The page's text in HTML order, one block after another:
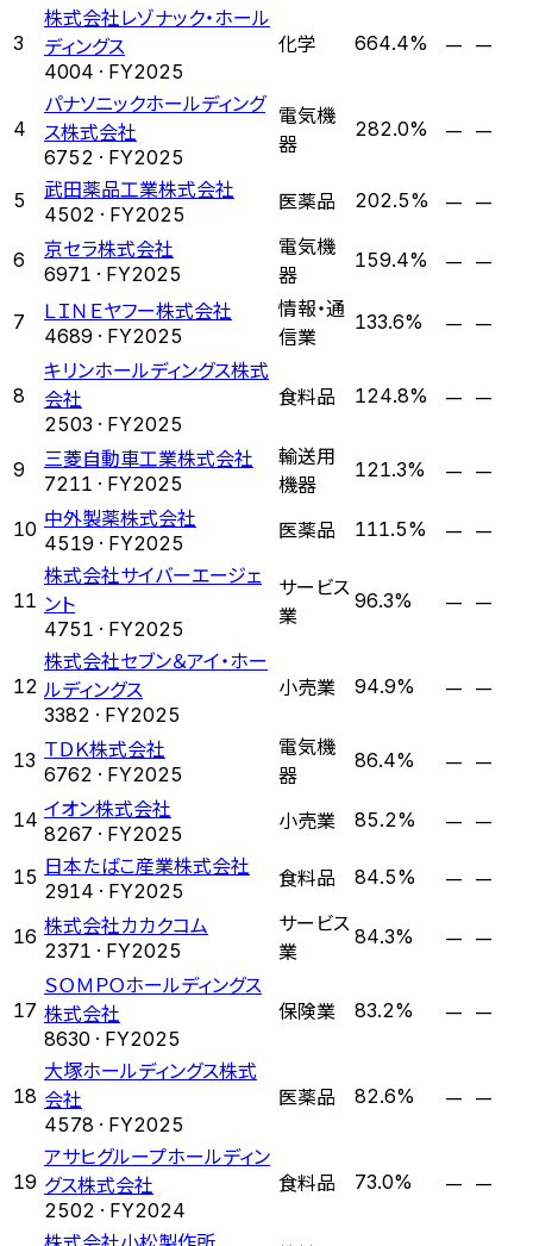
3
株式会社レゾナック・ホール
ディングス
4004 · FY2025
化学 664.4% — —
4
パナソニックホールディング
ス株式会社
6752 · FY2025
電気機
器
282.0% — —
5 武田薬品工業株式会社
4502 · FY2025 医薬品 202.5% — —
6 京セラ株式会社
6971 · FY2025
電気機
器
159.4% — —
7 ＬＩＮＥヤフー株式会社
4689 · FY2025
情報・通
信業
133.6% — —
8
キリンホールディングス株式
会社
2503 · FY2025
食料品 124.8% — —
9 三菱自動車工業株式会社
7211 · FY2025
輸送用
機器
121.3% — —
10 中外製薬株式会社
4519 · FY2025 医薬品 111.5% — —
11
株式会社サイバーエージェ
ント
4751 · FY2025
サービス
業
96.3% — —
12
株式会社セブン＆アイ・ホー
ルディングス
3382 · FY2025
小売業 94.9% — —
13 ＴＤＫ株式会社
6762 · FY2025
電気機
器
86.4% — —
14 イオン株式会社
8267 · FY2025 小売業 85.2% — —
15 日本たばこ産業株式会社
2914 · FY2025 食料品 84.5% — —
16 株式会社カカクコム
2371 · FY2025
サービス
業
84.3% — —
17
ＳＯＭＰＯホールディングス
株式会社
8630 · FY2025
保険業 83.2% — —
18
大塚ホールディングス株式
会社
4578 · FY2025
医薬品 82.6% — —
19
アサヒグループホールディン
グス株式会社
2502 · FY2024
食料品 73.0% — —